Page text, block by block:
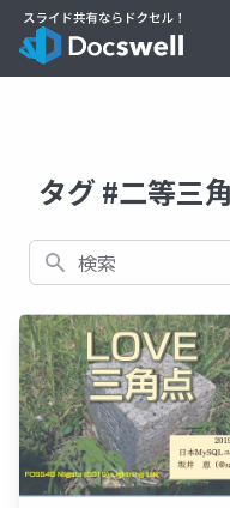
タグ #二等三
検索